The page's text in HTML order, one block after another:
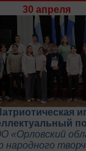
30 апреля
«Орловский
народного